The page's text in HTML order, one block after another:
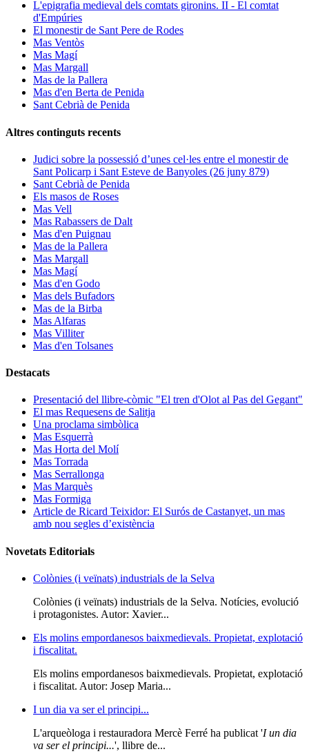
L'epigrafia medieval dels comtats gironins. II - El comtat
d'Empúries
El monestir de Sant Pere de Rodes
Mas Ventòs
Mas Magí
Mas Margall
Mas de la Pallera
Mas d'en Berta de Penida
Sant Cebrià de Penida
Altres continguts recents
Judici sobre la possessió d’unes cel·les entre el monestir de
Sant Policarp i Sant Esteve de Banyoles (26 juny 879)
Sant Cebrià de Penida
Els masos de Roses
Mas Vell
Mas Rabassers de Dalt
Mas d'en Puignau
Mas de la Pallera
Mas Margall
Mas Magí
Mas d'en Godo
Mas dels Bufadors
Mas de la Birba
Mas Alfaras
Mas Villiter
Mas d'en Tolsanes
Destacats
Presentació del llibre-còmic "El tren d'Olot al Pas del Gegant"
El mas Requesens de Salitja
Una proclama simbòlica
Mas Esquerrà
Mas Horta del Molí
Mas Torrada
Mas Serrallonga
Mas Marquès
Mas Formiga
Article de Ricard Teixidor: El Surós de Castanyet, un mas
amb nou segles d’existència
Novetats Editorials
Colònies (i veïnats) industrials de la Selva
Colònies (i veïnats) industrials de la Selva. Notícies, evolució
i protagonistes. Autor: Xavier...
Els molins empordanesos baixmedievals. Propietat, explotació
i fiscalitat.
Els molins empordanesos baixmedievals. Propietat, explotació
i fiscalitat. Autor: Josep Maria...
I un dia va ser el principi...
L'arqueòloga i restauradora Mercè Ferré ha publicat 'I un dia
va ser el principi...', llibre de...